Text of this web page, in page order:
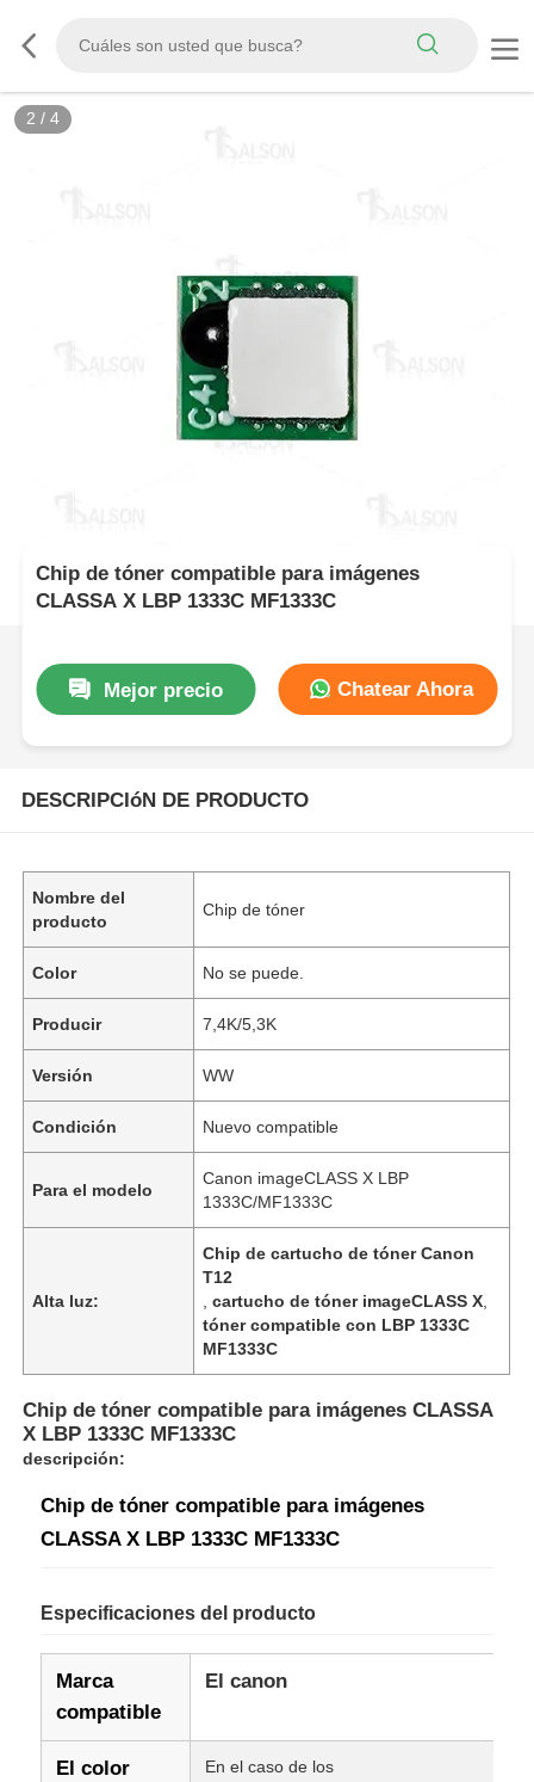
2 / 4
Chip de tóner compatible para imágenes
CLASSA X LBP 1333C MF1333C
Mejor precio Chatear Ahora
DESCRIPCIóN DE PRODUCTO
Nombre del
producto
Chip de tóner
Color No se puede.
Producir 7,4K/5,3K
Versión WW
Condición Nuevo compatible
Para el modelo
Canon imageCLASS X LBP
1333C/MF1333C
Alta luz:
Chip de cartucho de tóner Canon
T12
,cartucho de tóner imageCLASS X
tóner compatible con LBP 1333C
MF1333C
Chip de tóner compatible para imágenes CLASSA
X LBP 1333C MF1333C
descripción:
Chip de tóner compatible para imágenes
CLASSA X LBP 1333C MF1333C
Especificaciones del producto
Marca
compatible
El canon
El color En el caso de los